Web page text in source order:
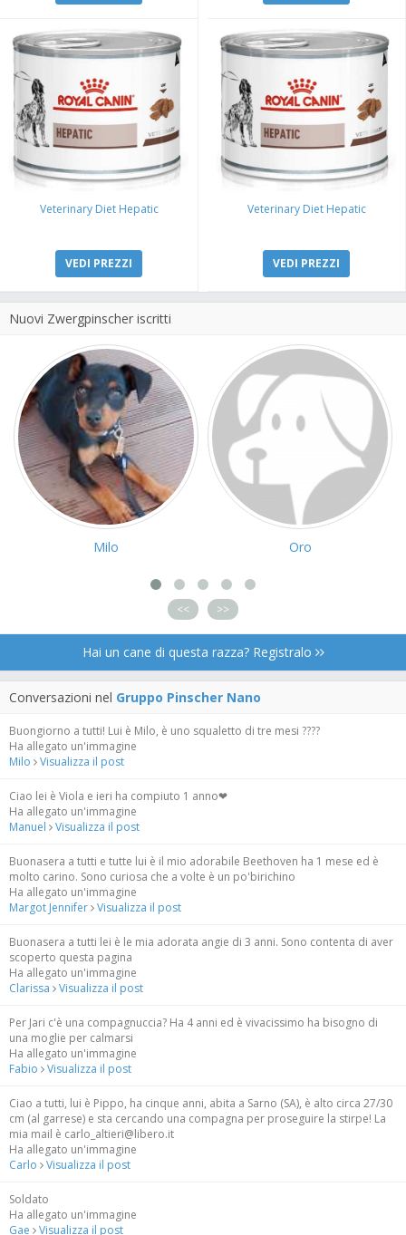
Veterinary Diet Hepatic
VEDI PREZZI
Veterinary Diet Hepatic
VEDI PREZZI
Nuovi Zwergpinscher iscritti
Milo Oro
<< >>
Hai un cane di questa razza? Registralo
Conversazioni nel Gruppo Pinscher Nano
Buongiorno a tutti! Lui è Milo, è uno squaletto di tre mesi ????
Ha allegato un'immagine
Milo
Visualizza il post
Ciao lei è Viola e ieri ha compiuto 1 anno❤
Ha allegato un'immagine
Manuel
Visualizza il post
Buonasera a tutti e tutte lui è il mio adorabile Beethoven ha 1 mese ed è
molto carino. Sono curiosa che a volte è un po'birichino
Ha allegato un'immagine
Margot Jennifer Visualizza il post
Buonasera a tutti lei è le mia adorata angie di 3 anni. Sono contenta di aver
scoperto questa pagina
Ha allegato un'immagine
Clarissa
Visualizza il post
Per Jari c'è una compagnuccia? Ha 4 anni ed è vivacissimo ha bisogno di
una moglie per calmarsi
Ha allegato un'immagine
Fabio
Visualizza il post
Ciao a tutti, lui è Pippo, ha cinque anni, abita a Sarno (SA), è alto circa 27/30
cm (al garrese) e sta cercando una compagna per proseguire la stirpe! La
mia mail è carlo_altieri@libero.it
Ha allegato un'immagine
Carlo
Visualizza il post
Soldato
Ha allegato un'immagine
Gae
Visualizza il post